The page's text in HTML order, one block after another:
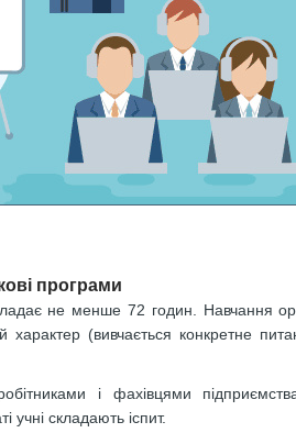
програми
не менше 72 годин. Навчання
характер (вивчається конкретне
і фахівцями
учні складають іспит.